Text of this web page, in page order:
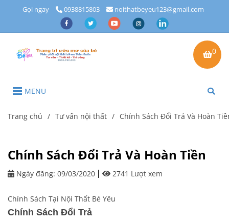
Gọi ngay 0938815803 noithatbeyeu123@gmail.com
0
MENU
Trang chủ / Tư vấn nội thất / Chính Sách Đổi Trả Và Hoàn
Chính Sách Đổi Trả Và Hoàn Tiền
Ngày đăng: 09/03/2020 2741 Lượt xem
Chính Sách Tại Nội Thất Bé Yêu
Chính Sách Đổi Trả